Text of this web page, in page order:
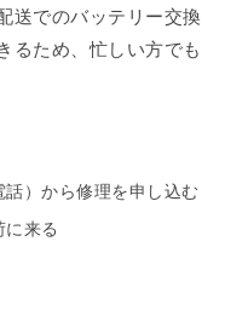
送でのバッテリー交換
るため、忙しい方でも
）から修理を申し込む
来る